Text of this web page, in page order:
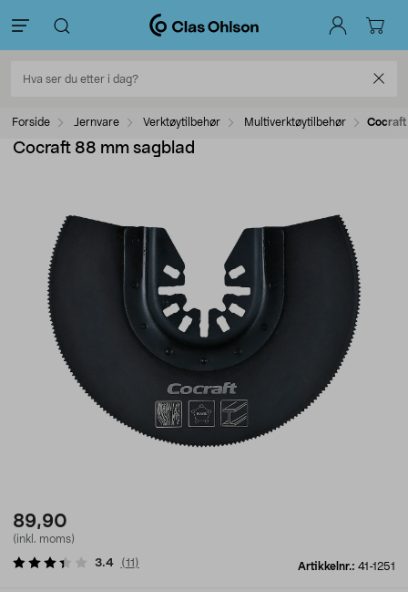
Forside Jernvare Verktøytilbehør Multiverktøytilbehør
Cocraft 88 mm sagblad
89,90
(inkl. moms)
Artikkelnr.: 41-1251
3.4 (11 )